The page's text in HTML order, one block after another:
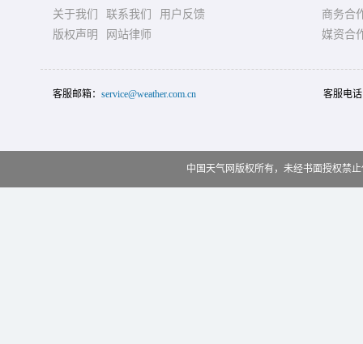
关于我们 联系我们
用户反馈
版权声明
网站律师
商务合
媒资合
客服邮箱： service@weather.com.cn 客服电
中国天气网版权所有，未经书面授权